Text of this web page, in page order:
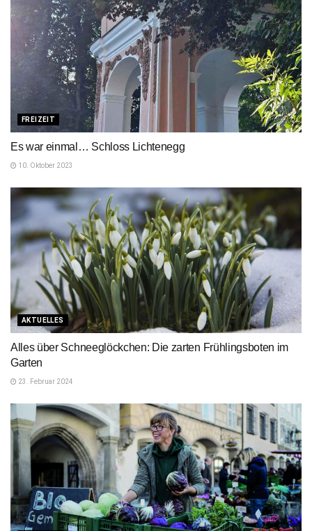
FREIZEIT
Es war einmal… Schloss Lichtenegg
10. Oktober 2023
AKTUELLES
Alles über Schneeglöckchen: Die zarten Frühlingsboten im
Garten
23. Februar 2024